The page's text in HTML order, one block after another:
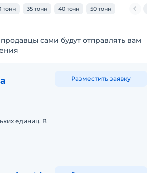
тонн 35 тонн 40 тонн 50 тонн
сами будут отправлять вам
единиц. В
Разместить заявку